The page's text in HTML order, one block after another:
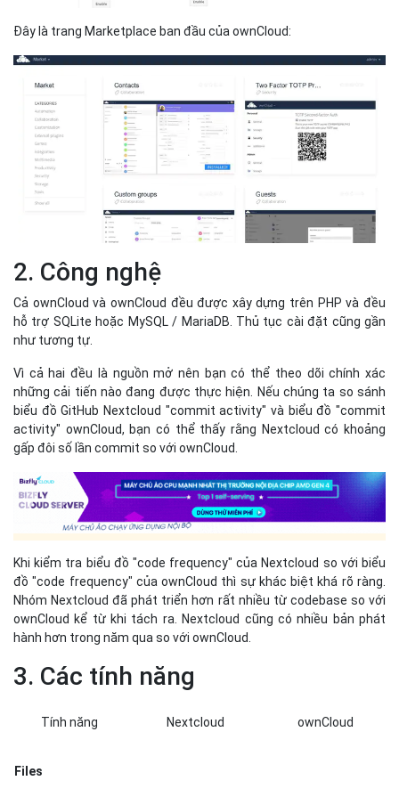
Đây là trang Marketplace ban đầu của ownCloud:
2. Công nghệ
Cả ownCloud và ownCloud đều được xây dựng trên PHP và đều
hỗ trợ SQLite hoặc MySQL / MariaDB. Thủ tục cài đặt cũng gần
như tương tự.
Vì cả hai đều là nguồn mở nên bạn có thể theo dõi chính xác
những cải tiến nào đang được thực hiện. Nếu chúng ta so sánh
biểu đồ GitHub Nextcloud "commit activity" và biểu đồ "commit
activity" ownCloud, bạn có thể thấy rằng Nextcloud có khoảng
gấp đôi số lần commit so với ownCloud.
Khi kiểm tra biểu đồ "code frequency" của Nextcloud so với biểu
đồ "code frequency" của ownCloud thì sự khác biệt khá rõ ràng.
Nhóm Nextcloud đã phát triển hơn rất nhiều từ codebase so với
ownCloud kể từ khi tách ra. Nextcloud cũng có nhiều bản phát
hành hơn trong năm qua so với ownCloud.
3. Các tính năng
Tính năng Nextcloud ownCloud
Files